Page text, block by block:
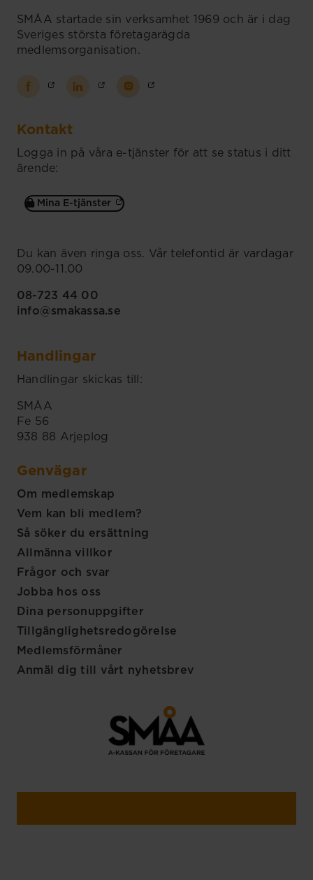
SMÅA startade sin verksamhet 1969 och är i dag
Sveriges största företagarägda
medlemsorganisation.
Kontakt
Logga in på våra e-tjänster för att se status i ditt
ärende:
Mina E-tjänster
Du kan även ringa oss. Vår telefontid är vardagar
09.00-11.00
08-723 44 00
info@smakassa.se
Handlingar
Handlingar skickas till:
SMÅA
Fe 56
938 88 Arjeplog
Genvägar
Om medlemskap
Vem kan bli medlem?
Så söker du ersättning
Allmänna villkor
Frågor och svar
Jobba hos oss
Dina personuppgifter
Tillgänglighetsredogörelse
Medlemsförmåner
Anmäl dig till vårt nyhetsbrev